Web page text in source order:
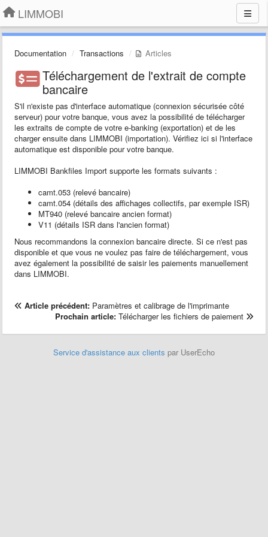
LIMMOBI
Documentation Transactions Articles
Téléchargement de l'extrait de compte
bancaire
S'il n'existe pas d'interface automatique (connexion sécurisée côté
serveur) pour votre banque, vous avez la possibilité de télécharger
les extraits de compte de votre e-banking (exportation) et de les
charger ensuite dans LIMMOBI (importation). Vérifiez ici si l'interface
automatique est disponible pour votre banque.
LIMMOBI Bankfiles Import supporte les formats suivants :
camt.053 (relevé bancaire)
camt.054 (détails des affichages collectifs, par exemple ISR)
MT940 (relevé bancaire ancien format)
V11 (détails ISR dans l'ancien format)
Nous recommandons la connexion bancaire directe. Si ce n'est pas
disponible et que vous ne voulez pas faire de téléchargement, vous
avez également la possibilité de saisir les paiements manuellement
dans LIMMOBI.
Article précédent: Paramètres et calibrage de l'imprimante
Prochain article: Télécharger les fichiers de paiement
Service d'assistance aux clients par UserEcho